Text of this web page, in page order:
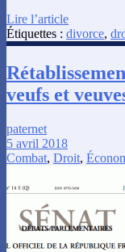
Lire l’article
Étiquettes : divorce,
veufs et
paternet
5 avril 2018
Combat, Droit,